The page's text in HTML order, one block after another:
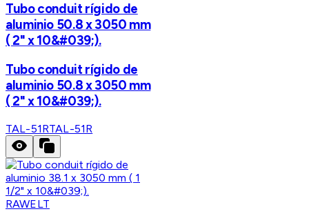
Tubo conduit rígido de
aluminio 50.8 x 3050 mm
( 2" x 10&#039;).
Tubo conduit rígido de
aluminio 50.8 x 3050 mm
( 2" x 10&#039;).
TAL-51RTAL-51R
RAWELT